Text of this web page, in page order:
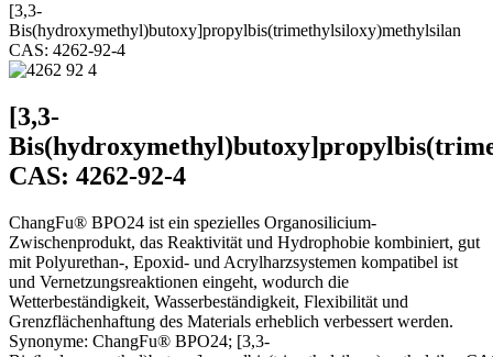
[3,3-
Bis(hydroxymethyl)butoxy]propylbis(trimethylsiloxy)methylsilan
CAS: 4262-92-4
[3,3-
CAS: 4262-92-4
ChangFu® BPO24 ist ein spezielles Organosilicium-
Zwischenprodukt, das Reaktivität und Hydrophobie kombiniert, gut
mit Polyurethan-, Epoxid- und Acrylharzsystemen kompatibel ist
und Vernetzungsreaktionen eingeht, wodurch die
Wetterbeständigkeit, Wasserbeständigkeit, Flexibilität und
Grenzflächenhaftung des Materials erheblich verbessert werden.
Synonyme: ChangFu® BPO24; [3,3-